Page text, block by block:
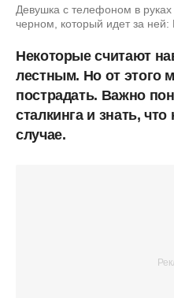
Девушка с телефоном в
черном, который идет за ней:
Некоторые считают
лестным. Но от этого
пострадать. Важно
сталкинга и знать,
случае.